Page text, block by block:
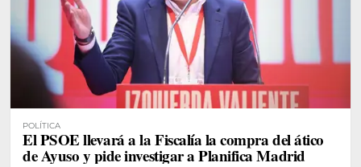
POLÍTICA
El PSOE llevará a la Fiscalía la compra del ático
de Ayuso y pide investigar a Planifica Madrid